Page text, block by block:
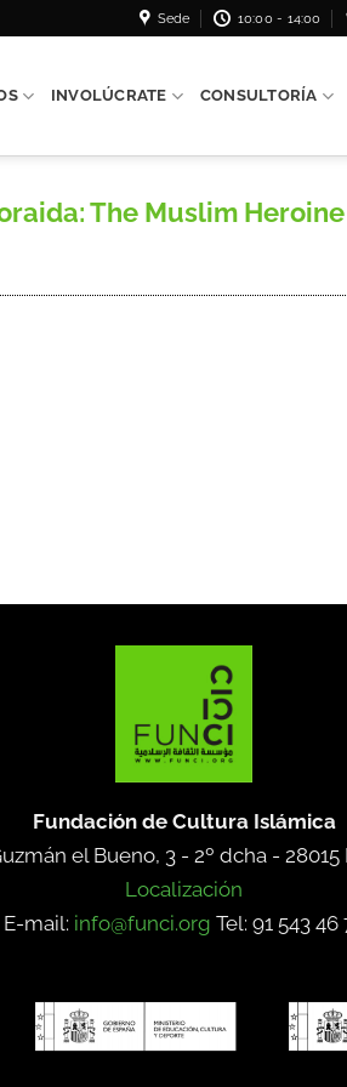
Sede 10:00 - 14:00
INVOLÚCRATE CONSULTORÍA
The Muslim Heroine
Fundación de Cultura Islámica
el Bueno, 3 - 2º dcha -
Localización
E-mail: info@funci.org Tel: 91 543 46